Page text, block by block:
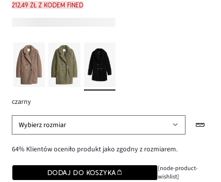
212,49 zł z kodem FINED
czarny
Wybierz rozmiar
64% Klientów oceniło produkt jako zgodny z rozmiarem.
DODAJ DO KOSZYKA
[node-product-
wishlist]